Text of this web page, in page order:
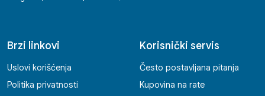
Brzi linkovi
Uslovi korišćenja
Politika privatnosti
Korisnički servis
Često postavljana pitanja
Kupovina na rate